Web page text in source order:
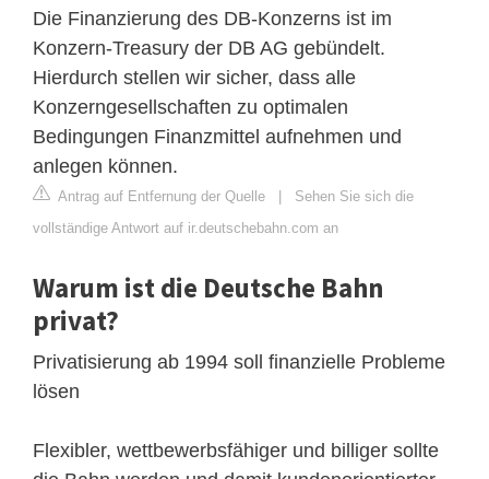
Die Finanzierung des DB-Konzerns ist im
Konzern-Treasury der DB AG gebündelt.
Hierdurch stellen wir sicher, dass alle
Konzerngesellschaften zu optimalen
Bedingungen Finanzmittel aufnehmen und
anlegen können.
Antrag auf Entfernung der Quelle | Sehen Sie sich die
vollständige Antwort auf ir.deutschebahn.com an
Warum ist die Deutsche Bahn
privat?
Privatisierung ab 1994 soll finanzielle Probleme
lösen
Flexibler, wettbewerbsfähiger und billiger sollte